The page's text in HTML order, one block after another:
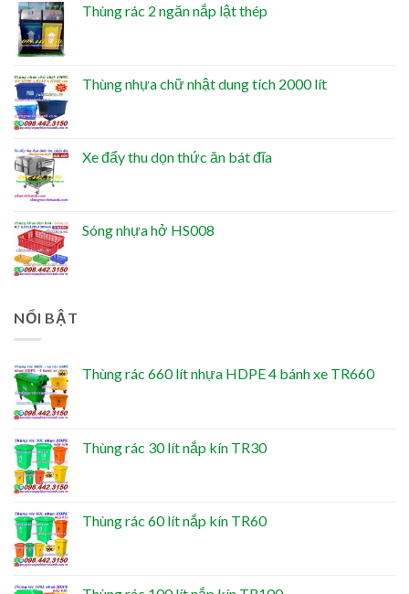
Thùng rác 2 ngăn nắp lật thép
Thùng nhựa chữ nhật dung tích 2000 lít
Xe đẩy thu dọn thức ăn bát đĩa
Sóng nhựa hở HS008
NỔI BẬT
Thùng rác 660 lít nhựa HDPE 4 bánh xe TR660
Thùng rác 30 lít nắp kín TR30
Thùng rác 60 lít nắp kín TR60